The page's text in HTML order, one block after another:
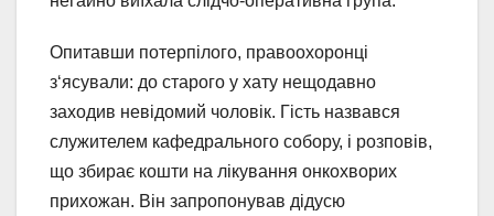
Опитавши потерпілого, правоохоронці
з‘ясували: до старого у хату нещодавно
заходив невідомий чоловік. Гість назвався
служителем кафедрального собору, і розповів,
що збирає кошти на лікування онкохворих
прихожан. Він запропонував дідусю